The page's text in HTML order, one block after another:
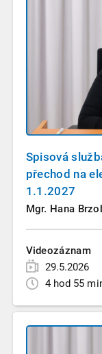
Spisová
přechod na
1.1.2027
Mgr. Hana
Videozáznam
29.5.2026
4 hod 55